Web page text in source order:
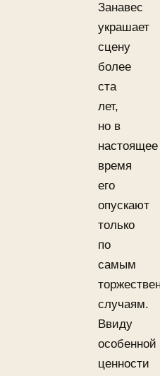
Занавес
украшает
сцену
более
ста
лет,
но в
настоящее
время
его
опускают
только
по
самым
случаям.
Ввиду
особенной
ценности